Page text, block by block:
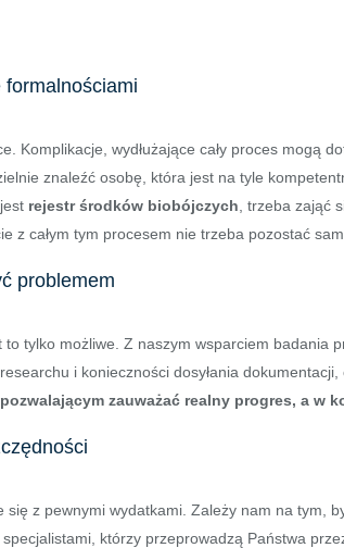
Komplikacje, wydłużające cały proces mogą
znaleźć osobę, która jest na tyle
rejestr środków biobójczych , trzeba zająć
z całym tym procesem nie trzeba pozostać
problemem
tylko możliwe. Z naszym wsparciem badania
i konieczności dosyłania dokumentacji,
zauważać realny progres, a w
z pewnymi wydatkami. Zależy nam na tym,
którzy przeprowadzą Państwa